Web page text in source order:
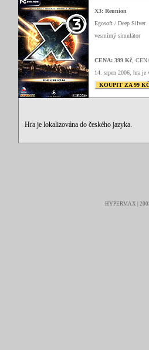
X3: Reunion
Egosoft / Deep Silver
vesmírný simulátor
CENA: 399 Kč ,
14. srpen 2006, hra je
KOUPIT ZA 99
Hra je lokalizována do českého jazyka.
HYPERMAX |